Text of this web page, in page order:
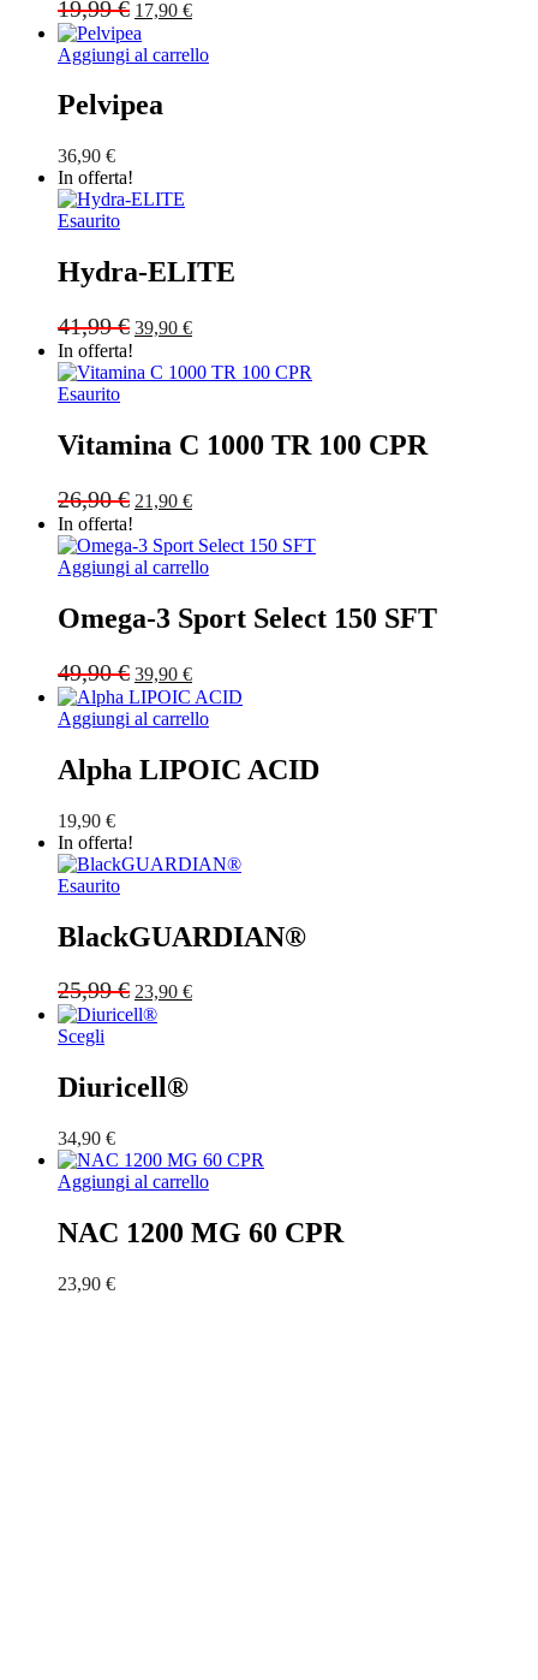
19,99€
price
was:
19,99 €.
17,90 €
price
is:
17,90 €.
Aggiungi al carrello
Pelvipea
36,90 €
In offerta!
Esaurito
Hydra-ELITE
41,99€ Original
price
was:
41,99 €.
39,90 €Current
price
is:
39,90 €.
In offerta!
Esaurito
Vitamina C 1000 TR 100 CPR
26,90€ Original
price
was:
26,90 €.
21,90 €Current
price
is:
21,90 €.
In offerta!
Aggiungi al carrello
Omega-3 Sport Select 150 SFT
49,90€ Original
price
was:
49,90 €.
39,90 €Current
price
is:
39,90 €.
Aggiungi al carrello
Alpha LIPOIC ACID
19,90 €
In offerta!
Esaurito
BlackGUARDIAN®
25,99€ Original
price
was:
23,90 €Current
price
Scegli
Diuricell®
34,90 €
Aggiungi al carrello
NAC 1200 MG 60 CPR
23,90 €